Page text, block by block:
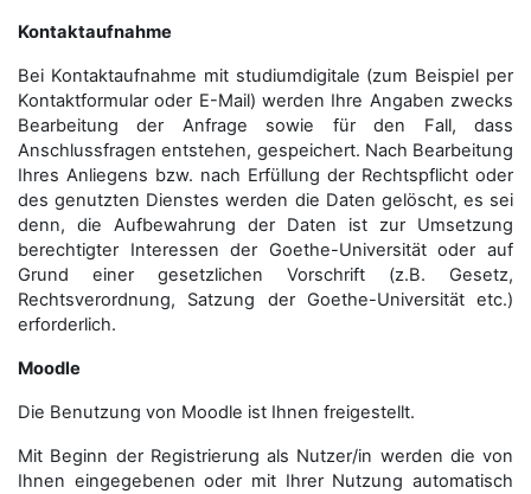
Kontaktaufnahme
Bei Kontaktaufnahme mit studiumdigitale (zum Beispiel per
Kontaktformular oder E-Mail) werden Ihre Angaben zwecks
Bearbeitung der Anfrage sowie für den Fall, dass
Anschluss­fragen entstehen, gespeichert. Nach Bearbeitung
Ihres Anliegens bzw. nach Erfüllung der Rechtspflicht oder
des genutzten Dienstes werden die Daten gelöscht, es sei
denn, die Aufbewahrung der Daten ist zur Umsetzung
berechtigter Interessen der Goethe-Universität oder auf
Grund einer gesetzlichen Vorschrift (z.B. Gesetz,
Rechtsverordnung, Satzung der Goethe-Universität etc.)
erforderlich.
Moodle
Die Benutzung von Moodle ist Ihnen freigestellt.
Mit Beginn der Registrierung als Nutzer/in werden die von
Ihnen eingegebenen oder mit Ihrer Nutzung automatisch